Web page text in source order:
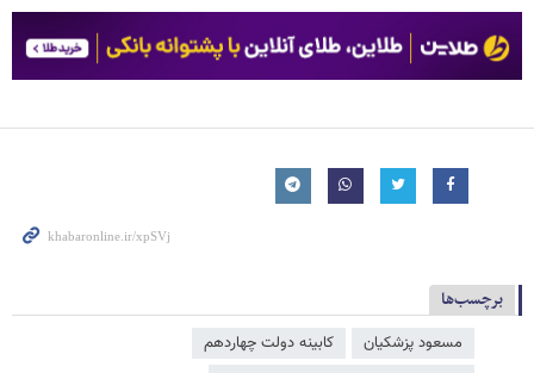
برچسب‌ها
مسعود پزشکیان
کابینه دولت چهاردهم